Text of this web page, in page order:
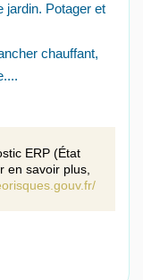
jardin. Potager et
chauffant,
ERP (État
en savoir plus,